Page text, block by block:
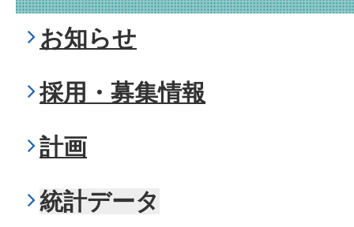
お知らせ
採用・募集情報
計画
統計データ